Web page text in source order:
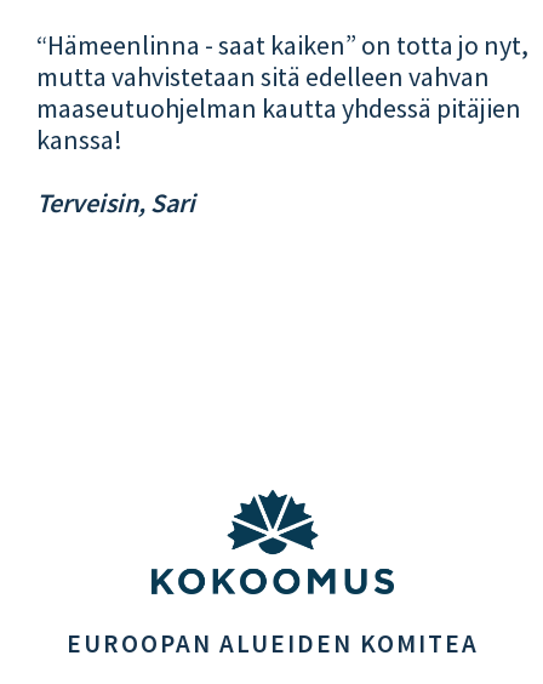
“Hämeenlinna - saat kaiken” on totta jo nyt,
mutta vahvistetaan sitä edelleen vahvan
maaseutuohjelman kautta yhdessä pitäjien
kanssa!
Terveisin, Sari
EUROOPAN ALUEIDEN KOMITEA